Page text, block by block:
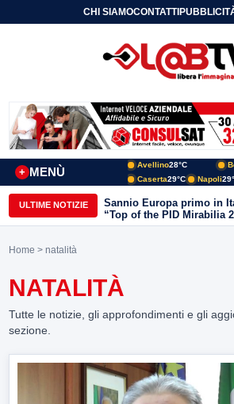
CHI SIAMOCONTATTI
MENÙ
+
Avellino28°C
Caserta29°C Napoli
ULTIME NOTIZIE
Sannio Europa primo in
“Top of the PID Mirabilia
realtà virtuale nei musei
Home > natalità
NATALITÀ
Tutte le notizie, gli approfondimenti e gli
sezione.